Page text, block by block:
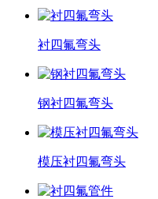
衬四氟弯头
钢衬四氟弯头
模压衬四氟弯头